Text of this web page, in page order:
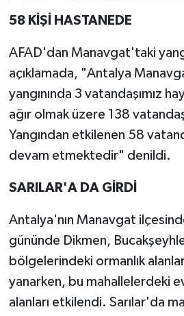
58 KİŞİ HASTANEDE
AFAD'dan Manavgat'taki
açıklamada, "Antalya
yangınında 3 vatandaşımız
ağır olmak üzere 138
Yangından etkilenen 58
devam etmektedir" denildi.
SARILAR'A DA GİRDİ
Antalya'nın Manavgat
gününde Dikmen,
bölgelerindeki ormanlık
yanarken, bu mahallelerdeki
alanları etkilendi. Sarılar'da